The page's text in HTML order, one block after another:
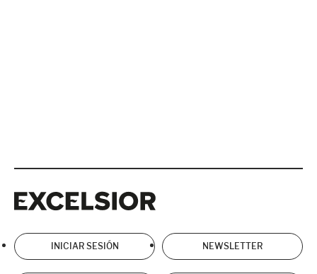
INICIAR SESIÓN NEWSLETTER